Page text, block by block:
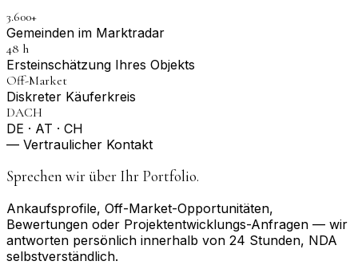
3.600+
Gemeinden im Marktradar
48 h
Erst­einschätzung Ihres Objekts
Off-Market
Diskreter Käuferkreis
DACH
DE · AT · CH
— Vertraulicher Kontakt
Sprechen wir über Ihr Portfolio.
Ankaufsprofile, Off-Market-Opportunitäten,
Bewertungen oder Projektentwicklungs-Anfragen — wir
antworten persönlich innerhalb von 24 Stunden, NDA
selbstverständlich.